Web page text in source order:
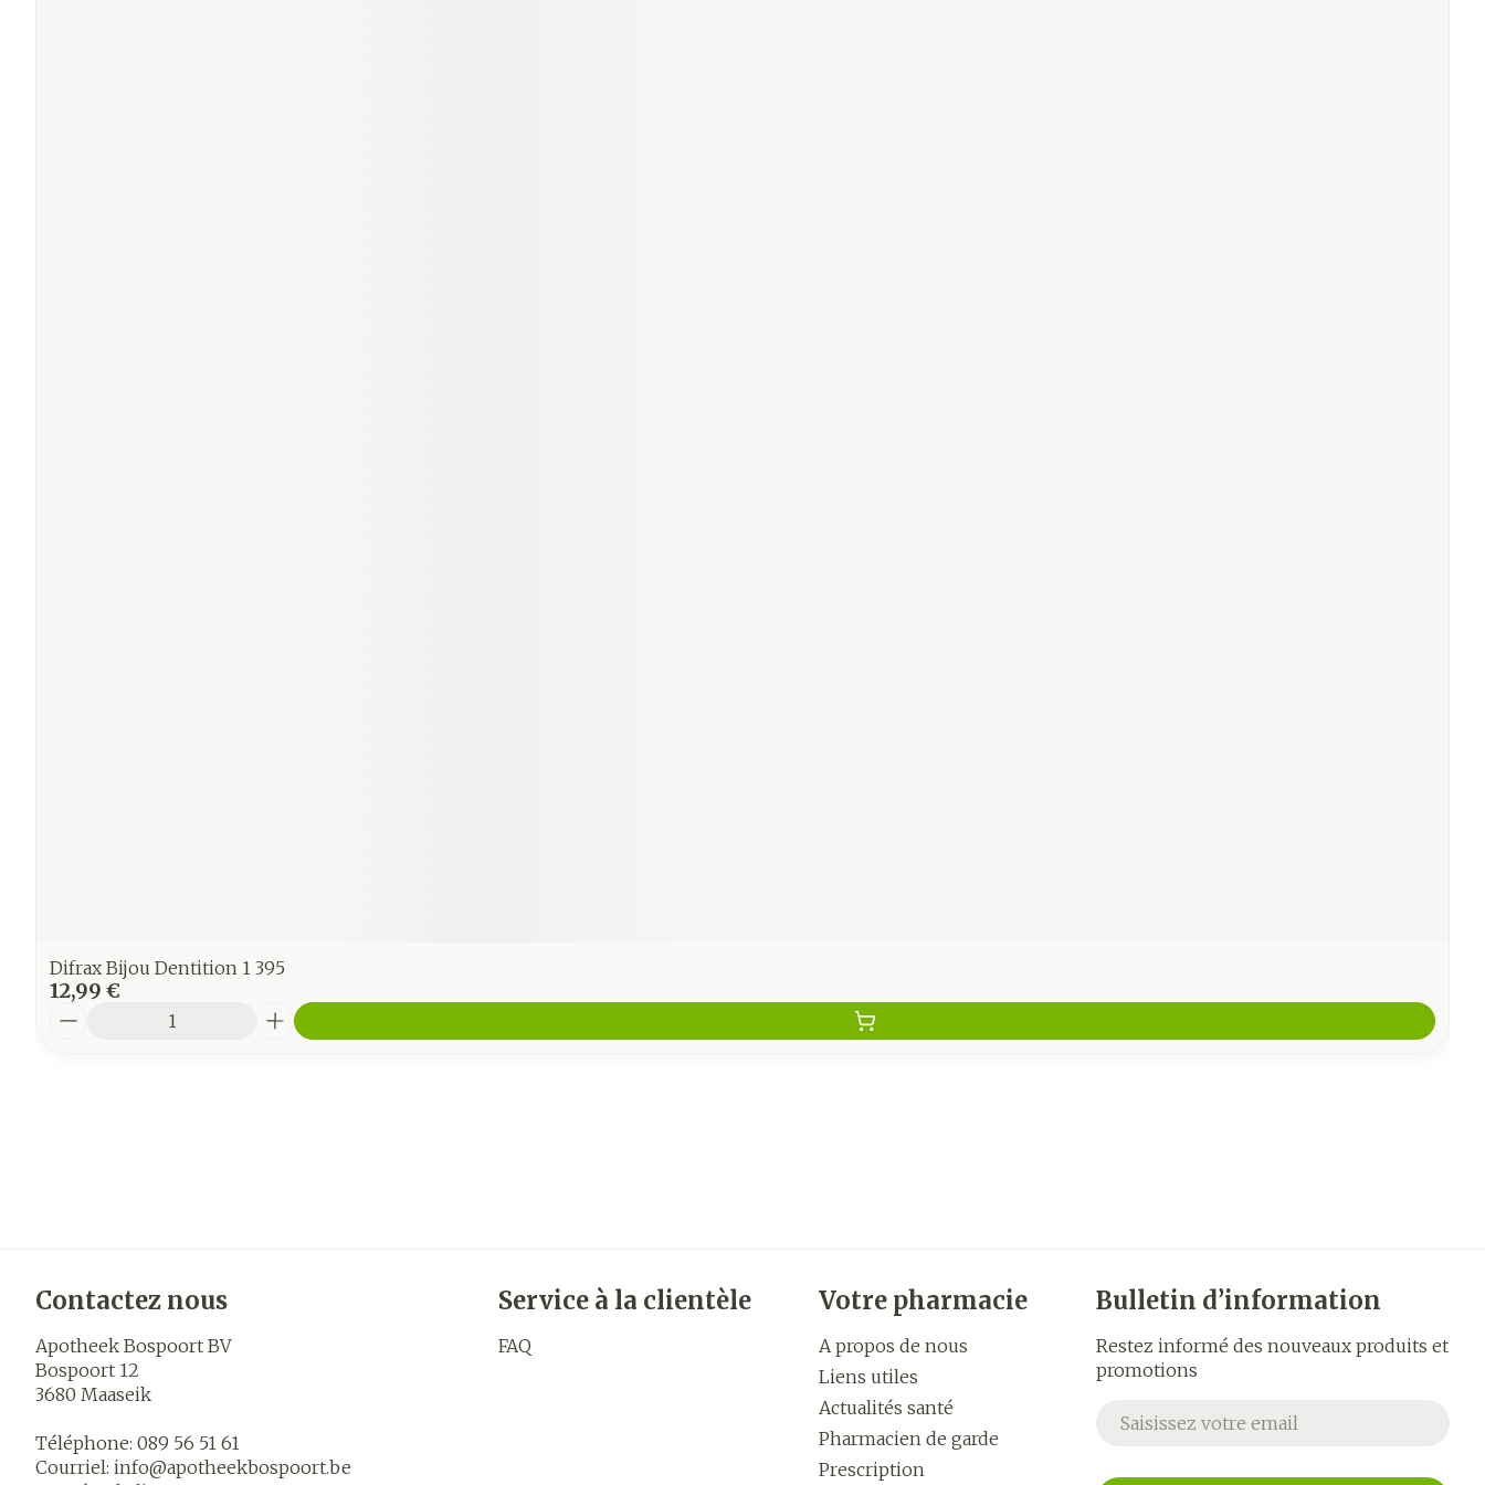
Difrax Bijou Dentition 1 395
12,99 €
Contactez nous
Apotheek Bospoort BV
Bospoort 12
3680 Maaseik
Téléphone: 089 56 51 61
Courriel: info@apotheekbospoort.be
Service à la clientèle
FAQ
Votre pharmacie
A propos de nous
Liens utiles
Actualités santé
Pharmacien de garde
Prescription
Bulletin d’information
Restez informé des nouveaux produits et
promotions
Adresse mail